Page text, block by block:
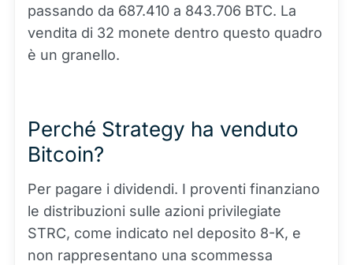
passando da 687.410 a 843.706 BTC. La
vendita di 32 monete dentro questo quadro
è un granello.
Perché Strategy ha venduto
Bitcoin?
Per pagare i dividendi. I proventi finanziano
le distribuzioni sulle azioni privilegiate
STRC, come indicato nel deposito 8-K, e
non rappresentano una scommessa